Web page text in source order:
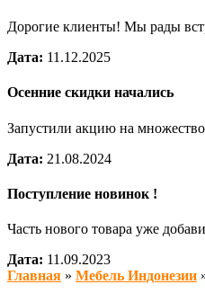
Дорогие клиенты! Мы рады
Дата: 11.12.2025
Осенние скидки начались
Запустили акцию на
Дата: 21.08.2024
Поступление новинок !
Часть нового товара уже
Дата: 11.09.2023
Главная » Мебель Индонезии